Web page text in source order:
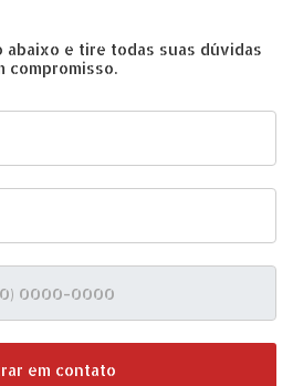
abaixo e tire todas suas dúvidas
compromisso.
em contato